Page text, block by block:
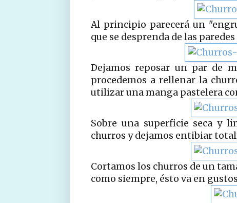
Al principio parecerá un
que se desprenda de las
Dejamos reposar un par de
procedemos a rellenar la
utilizar una manga pastelera
Sobre una superficie seca y
churros y dejamos entibiar
Cortamos los churros de un
como siempre, ésto va en